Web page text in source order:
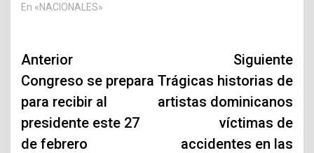
En «NACIONALES»
Navegación
de
entradas
Anterior
Congreso se prepara
para recibir al
presidente este 27
de febrero
Siguiente
Trágicas historias de
artistas dominicanos
víctimas de
accidentes en las